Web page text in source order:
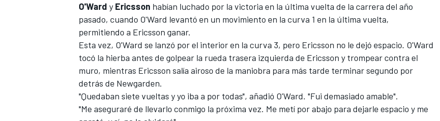
O'Ward y Ericsson habían luchado por la victoria en la última vuelta de la carrera del año
pasado, cuando O'Ward levantó en un movimiento en la curva 1 en la última vuelta,
permitiendo a Ericsson ganar.
Esta vez, O'Ward se lanzó por el interior en la curva 3, pero Ericsson no le dejó espacio. O'Ward
tocó la hierba antes de golpear la rueda trasera izquierda de Ericsson y trompear contra el
muro, mientras Ericsson salía airoso de la maniobra para más tarde terminar segundo por
detrás de Newgarden.
"Quedaban siete vueltas y yo iba a por todas", añadió O'Ward. "Fui demasiado amable".
"Me aseguraré de llevarlo conmigo la próxima vez. Me metí por abajo para dejarle espacio y me